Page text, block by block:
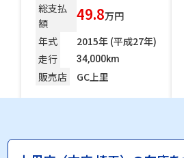
総支払
額
49.8万円
年式
2015年 (平成27年)
走行
34,000km
販売店 GC上里